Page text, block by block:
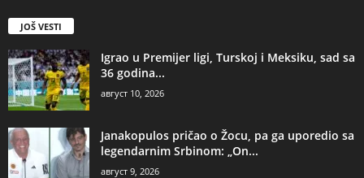
JOŠ VESTI
Igrao u Premijer ligi, Turskoj i Meksiku, sad sa
36 godina...
август 10, 2026
Janakopulos pričao o Žocu, pa ga uporedio sa
legendarnim Srbinom: „On...
август 9, 2026